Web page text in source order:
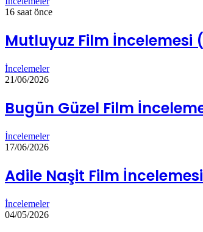
16 saat önce
Mutluyuz Film İncelemesi
İncelemeler
21/06/2026
Bugün Güzel Film
İncelemeler
17/06/2026
Adile Naşit Film
İncelemeler
04/05/2026